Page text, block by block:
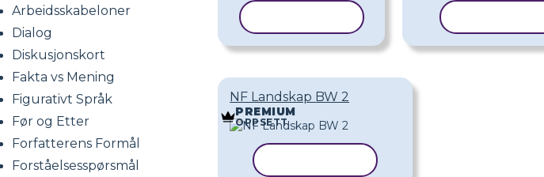
Arbeidsskabeloner
Dialog
Diskusjonskort
Fakta vs Mening
Figurativt Språk
Før og Etter
Forfatterens Formål
Forståelsesspørsmål
NF Landskap BW 2
PREMIUM
OPPSETT